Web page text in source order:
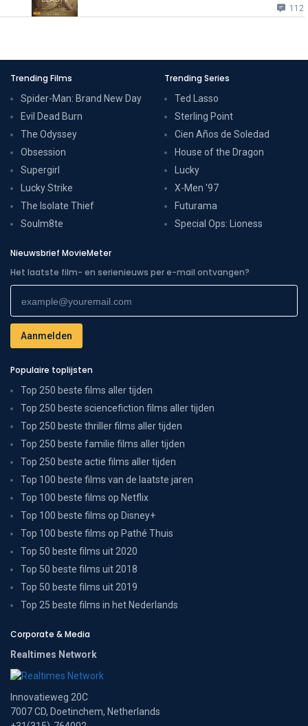
112
Trending Films
Spider-Man: Brand New Day
Evil Dead Burn
The Odyssey
Obsession
Supergirl
Lucky Strike
The Isolate Thief
Soulm8te
Trending Series
Ted Lasso
Sterling Point
Cien Años de Soledad
House of the Dragon
Lucky
X-Men '97
Futurama
Special Ops: Lioness
Nieuwsbrief MovieMeter
Het laatste film- en serienieuws per e-mail ontvangen?
Populaire toplijsten
Top 250 beste films aller tijden
Top 250 beste sciencefiction films aller tijden
Top 250 beste thriller films aller tijden
Top 250 beste familie films aller tijden
Top 250 beste actie films aller tijden
Top 100 beste films van de laatste jaren
Top 100 beste films op Netflix
Top 100 beste films op Disney+
Top 100 beste films op Pathé Thuis
Top 50 beste films uit 2020
Top 50 beste films uit 2018
Top 50 beste films uit 2019
Top 25 beste films in het Nederlands
Corporate & Media
Realtimes Network
Innovatieweg 20C
7007 CD, Doetinchem, Netherlands